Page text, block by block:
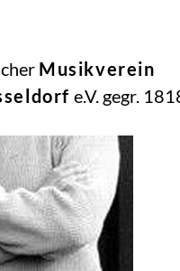
Musikverein
e.V. gegr.